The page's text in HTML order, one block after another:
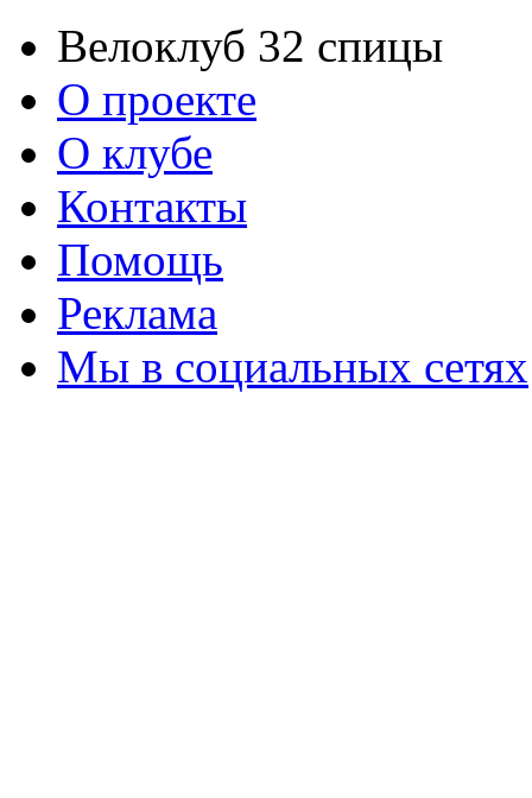
Велоклуб 32 спицы
О проекте
О клубе
Контакты
Помощь
Реклама
Мы в социальных сетях